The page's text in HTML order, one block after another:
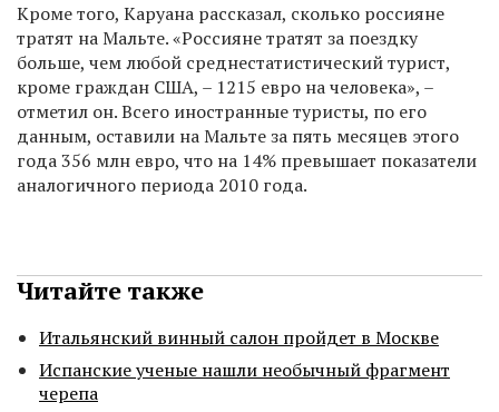
Кроме того, Каруана рассказал, сколько россияне
тратят на Мальте. «Россияне тратят за поездку
больше, чем любой среднестатистический турист,
кроме граждан США, – 1215 евро на человека», –
отметил он. Всего иностранные туристы, по его
данным, оставили на Мальте за пять месяцев этого
года 356 млн евро, что на 14% превышает показатели
аналогичного периода 2010 года.
Читайте также
Итальянский винный салон пройдет в Москве
Испанские ученые нашли необычный фрагмент
черепа